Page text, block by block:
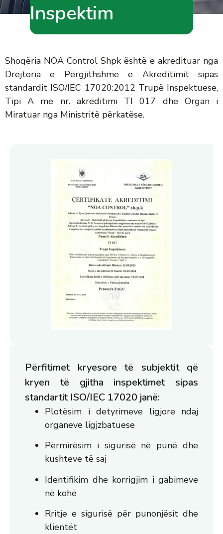
Inspektim
Shoqëria NOA Control Shpk është e akredituar nga
Drejtoria e Përgjithshme e Akreditimit sipas
standardit ISO/IEC 17020:2012 Trupë Inspektuese,
Tipi A me nr. akreditimi TI 017 dhe Organ i
Miratuar nga Ministritë përkatëse.
Përfitimet kryesore të subjektit që
kryen të gjitha inspektimet sipas
standartit ISO/IEC 17020 janë:​
Plotësim i detyrimeve ligjore ndaj
organeve ligjzbatuese
Përmirësim i sigurisë në punë dhe
kushteve të saj
Identifikim dhe korrigjim i gabimeve
në kohë
Rritje e sigurisë për punonjësit dhe
klientët